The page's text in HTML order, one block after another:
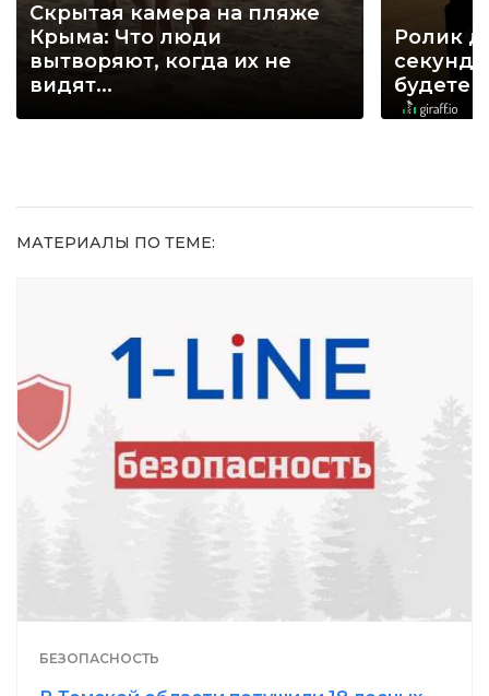
Скрытая камера на пляже
Крыма: Что люди
вытворяют, когда их не
видят...
Ролик
секунд,
будете
МАТЕРИАЛЫ ПО ТЕМЕ:
БЕЗОПАСНОСТЬ